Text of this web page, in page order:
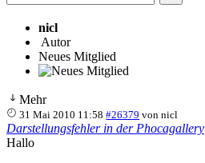
nicl
Autor
Neues Mitglied
Mehr
31 Mai 2010 11:58 #26379 vonnicl
Darstellungsfehler in der Phocagallery
Hallo